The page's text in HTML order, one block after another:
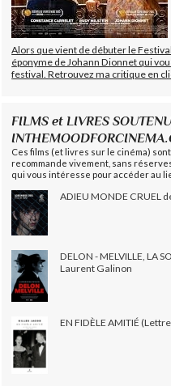
Alors que vient de débuter le
éponyme de Johann Dionnet qui
festival. Retrouvez ma critique en
FILMS et LIVRES
Ces films (et livres sur le cinéma)
recommande vivement, sans
qui vous intéresse pour accéder au
ADIEU MONDE CRUEL
DELON - MELVILLE, LA
Laurent Galinon
EN FIDÈLE AMITIÉ